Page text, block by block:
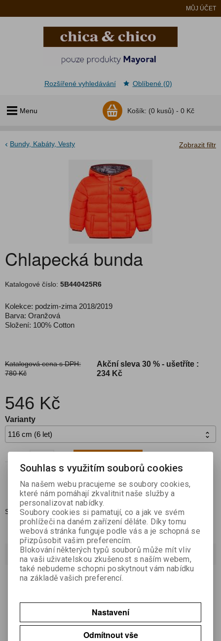
MŮJ ÚČET
Menu Košík: (0 kusů) - 0 Kč
Rozšířené vyhledávání Oblíbené (0)
Zobrazit filtr
Bundy, Kabáty, Vesty
Chlapecká bunda
Katalogové číslo: 5B440425R6
Kolekce: podzim-zima 2018/2019
Barva: Oranžová
Složení: 100% Cotton
Katalogová cena s DPH:
780 Kč
Akční sleva 30 % - ušetříte :
234 Kč
546 Kč
Varianty

Koupit
Přidat do oblíbených
Skladem:1
Dotaz na výrobek
Váš email *
Souhlas s využitím souborů cookies
Na našem webu pracujeme se soubory cookies,
které nám pomáhají zkvalitnit naše služby a
personalizovat nabídky.
Soubory cookies si pamatují, co a jak ve svém
prohlížeči na daném zařízení děláte. Díky tomu
webová stránka funguje podle vás a je schopná se
přizpůsobit vašim preferencím.
Blokování některých typů souborů může mít vliv
na vaši uživatelskou zkušenost s naším webem,
také nebudeme schopni poskytnout vám nabídku
na základě vašich preferencí.
Nastavení
Odmítnout vše